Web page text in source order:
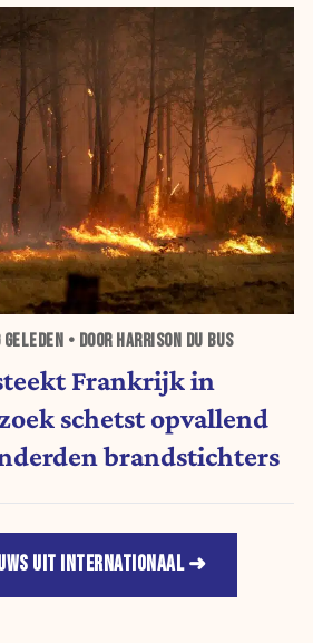
GELEDEN • DOOR HARRISON DU BUS
Frankrijk in
schetst opvallend
brandstichters
UIT INTERNATIONAAL